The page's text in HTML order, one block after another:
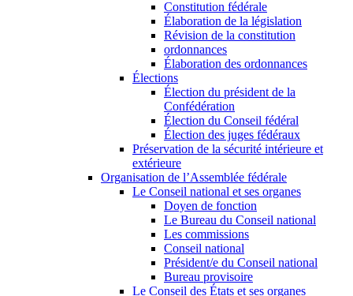
Constitution fédérale
Élaboration de la législation
Révision de la constitution
ordonnances
Élaboration des ordonnances
Élections
Élection du président de la
Confédération
Élection du Conseil fédéral
Élection des juges fédéraux
Préservation de la sécurité intérieure et
extérieure
Organisation de l’Assemblée fédérale
Le Conseil national et ses organes
Doyen de fonction
Le Bureau du Conseil national
Les commissions
Conseil national
Président/e du Conseil national
Bureau provisoire
Le Conseil des États et ses organes